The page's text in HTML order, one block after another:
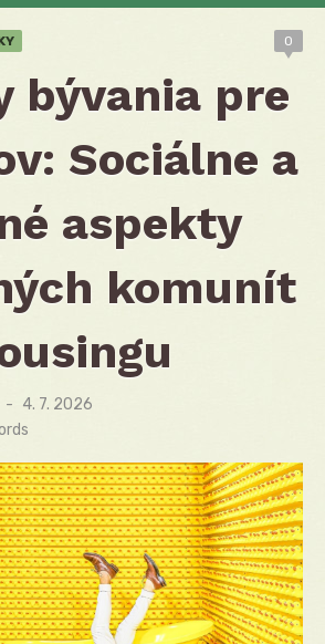
0
bývania pre
Sociálne a
aspekty
komunít
Posted
on
4. 7. 2026